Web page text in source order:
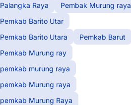
Palangka Raya
Pembak Murung raya
Pemkab Barito Utar
Pemkab Barito Utara
Pemkab Barut
Pemkab Murung ray
pemkab murung raya
pemkab Murung raya
pemkab Murung Raya